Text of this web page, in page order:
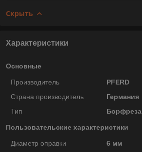
Скрыть
Характеристики
Основные
Производитель
PFERD
Страна производитель
Германия
Тип
Борфреза
Пользовательские характеристики
Диаметр оправки
6 мм